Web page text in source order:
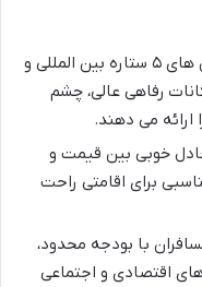
کلمبو میزبان هتل های ۵ ستاره بین المللی و
رفاهی عالی، چشم
ارائه می دهند.
خوبی بین قیمت و
برای اقامتی راحت
با بودجه محدود،
اقتصادی و اجتماعی